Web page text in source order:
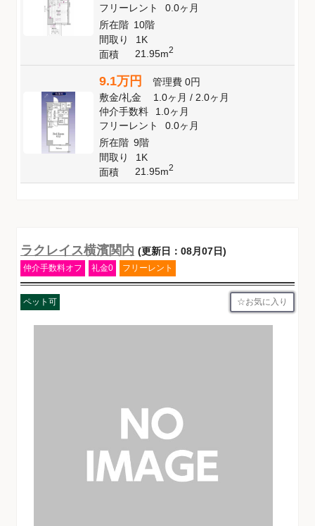
フリーレント
0.0ヶ月
所在階 10階
間取り
1K
面積
21.95m2
9.1万円 管理費 0円
敷金/礼金 1.0ヶ月/ 2.0ヶ月
仲介手数料
1.0ヶ月
フリーレント
0.0ヶ月
所在階 9階
間取り
1K
面積
21.95m2
ラクレイス横濱関内 (更新日：08月07日)
仲介手数料オフ 礼金0 フリーレント
ペット可 お気に入り